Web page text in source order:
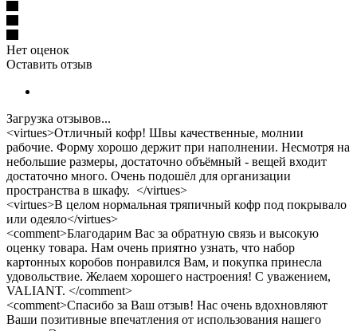
Нет оценок
Оставить отзыв
Загрузка отзывов...
<virtues>Отличный кофр! Швы качественные, молнии
рабочие. Форму хорошо держит при наполнении. Несмотря на
небольшие размеры, достаточно объёмный - вещей входит
достаточно много. Очень подошёл для организации
пространства в шкафу. </virtues>
<virtues>В целом нормальная тряпичный кофр под покрывало
или одеяло</virtues>
<comment>Благодарим Вас за обратную связь и высокую
оценку товара. Нам очень приятно узнать, что набор
картонных коробов понравился Вам, и покупка принесла
удовольствие. Желаем хорошего настроения! С уважением,
VALIANT. </comment>
<comment>Спасибо за Ваш отзыв! Нас очень вдохновляют
Ваши позитивные впечатления от использования нашего